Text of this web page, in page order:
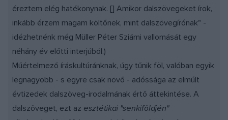
éreztem elég hatékonynak. [] Amikor dalszövegeket írok,
inkább érzem magam költőnek, mint dalszövegírónak" -
idézhetnénk még Müller Péter Sziámi vallomását egy
néhány év előtti interjúból.)
Műértelmező íráskultúránknak, úgy tűnik föl, valóban egyik
legnagyobb - s egyre csak növő - adóssága az elmúlt
évtizedek dalszöveg-irodalmának értő áttekintése. A
dalszöveget, ezt az esztétikai "senkiföldjén"